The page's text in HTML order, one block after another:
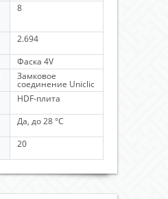
8
2.694
Фаска 4V
Замковое
соединение Uniclic
HDF-плита
Да, до 28 °C
20